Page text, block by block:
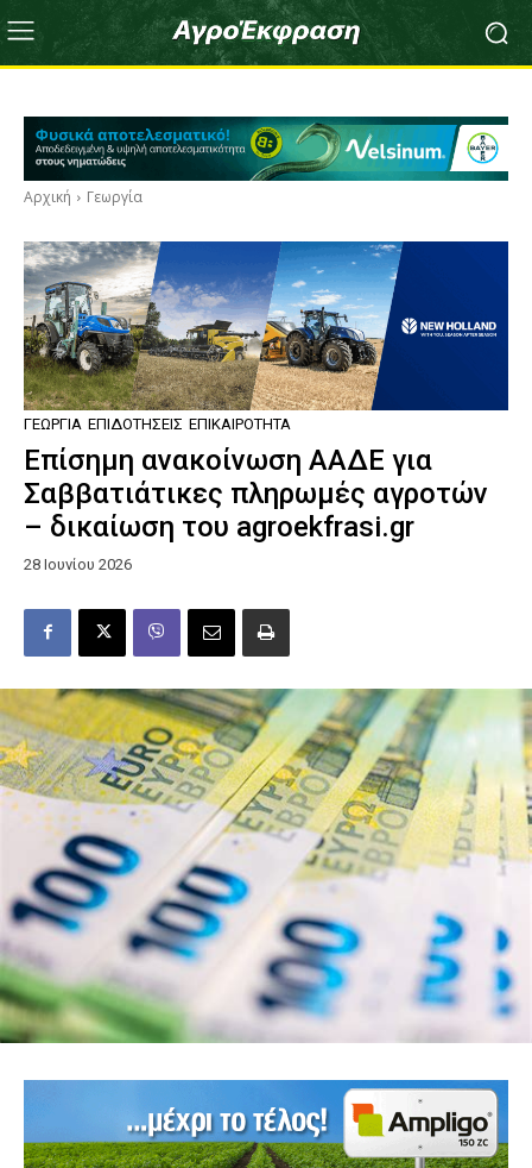
Αρχική Γεωργία
ΓΕΩΡΓΊΑ ΕΠΙΔΟΤΉΣΕΙΣ ΕΠΙΚΑΙΡΌΤΗΤΑ
Επίσημη ανακοίνωση ΑΑΔΕ για
Σαββατιάτικες πληρωμές αγροτών
– δικαίωση του agroekfrasi.gr
28 Ιουνίου 2026